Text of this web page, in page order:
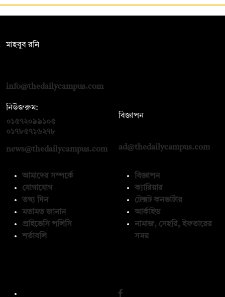
মাহবুব রনি
info@thedailycampus.com
নিউজরুম:
০১৫৭২০৯৯১০৫
০১৭৮৫৭১৬২৭৮
news@thedailycampus.com
বিজ্ঞাপন
ad@thedailycampus.com
আমাদের সম্পর্কে
যোগাযোগ
তথ্য দিন
মতামত জানান
প্রাইভেসি পলিসি
শর্তাবলি
বিজ্ঞাপন
ক্যারিয়ার
টেক্সট কনভার্টার
আর্কাইভ
নামাজ, সেহরি, ইফতারের
সময়